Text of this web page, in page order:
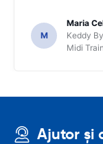
M
Maria
Keddy
Midi
Ajutor și